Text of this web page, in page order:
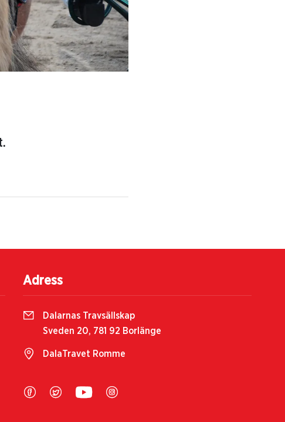
Adress
Dalarnas Travsällskap
Sveden 20, 781 92 Borlänge
DalaTravet Romme